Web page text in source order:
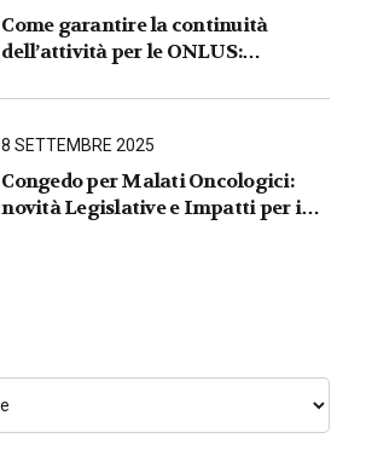
Come garantire la continuità
dell’attività per le ONLUS :
31 marzo 2026
8 SETTEMBRE 2025
Congedo per Malati Oncologici:
novità Legislative e Impatti per i